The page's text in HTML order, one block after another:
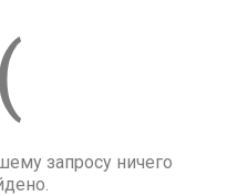
запросу ничего